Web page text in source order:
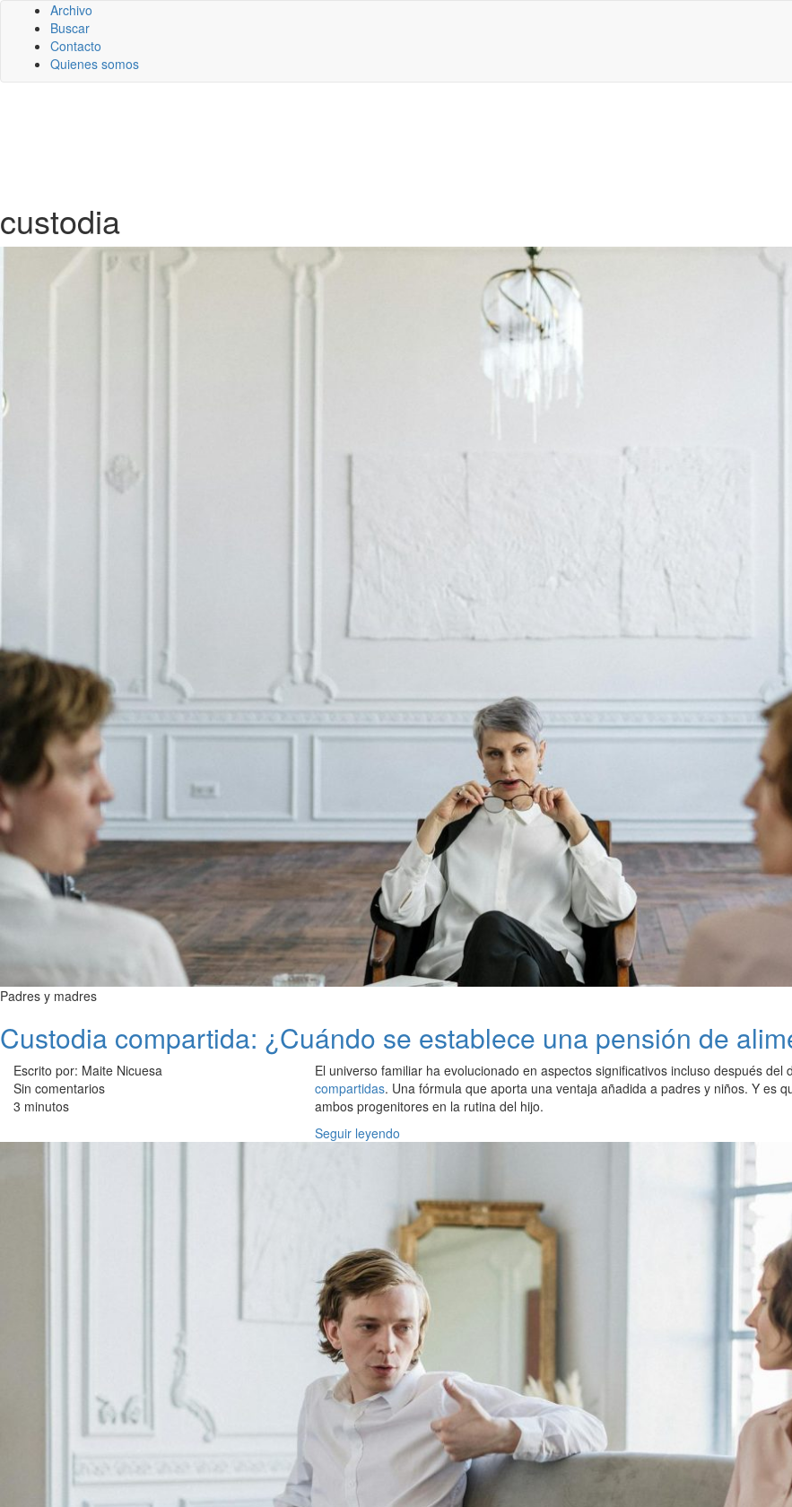
Archivo
Buscar
Contacto
Quienes somos
custodia
Padres y madres
Custodia compartida: ¿Cuándo se establece una pensión de
Escrito por: Maite Nicuesa
Sin comentarios
3 minutos
El universo familiar ha evolucionado en aspectos significativos incluso después
compartidas. Una fórmula que aporta una ventaja añadida a padres y niños. Y es
ambos progenitores en la rutina del hijo.
Seguir leyendo